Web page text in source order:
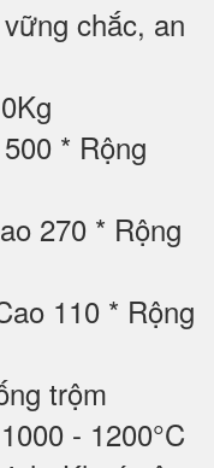
chắc, an
* Rộng
270 * Rộng
110 * Rộng
trộm
- 1200°C